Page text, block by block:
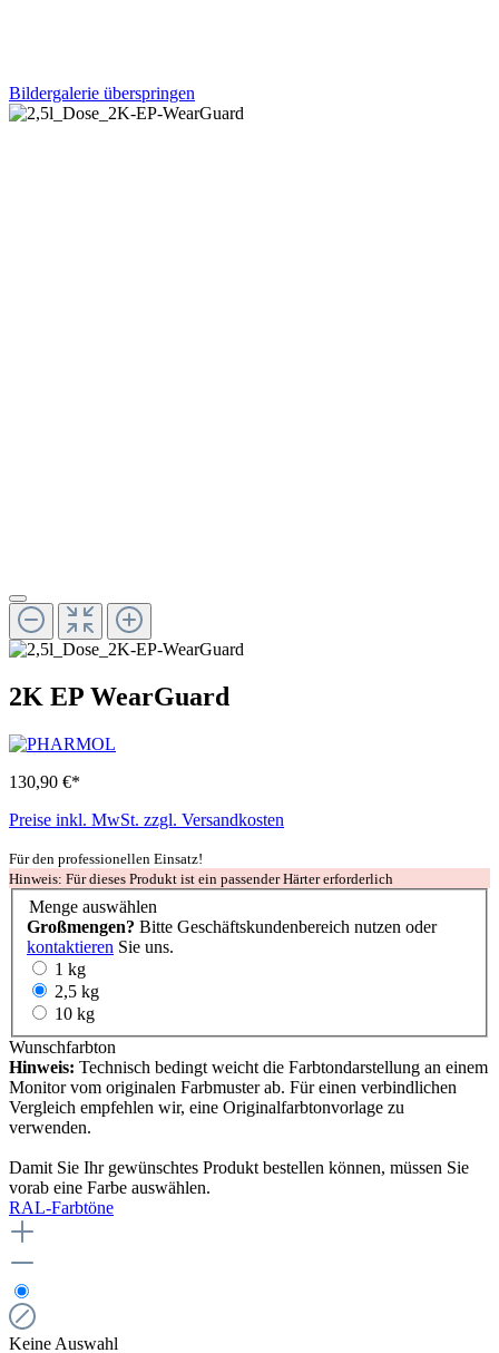
Bildergalerie überspringen
2K EP WearGuard
130,90 €*
Preise inkl. MwSt. zzgl. Versandkosten
Für den professionellen Einsatz!
Hinweis: Für dieses Produkt ist ein passender Härter erforderlich
Menge auswählen
Großmengen? Bitte Geschäftskundenbereich nutzen oder
kontaktieren Sie uns.
1 kg
2,5 kg
10 kg
Wunschfarbton
Hinweis: Technisch bedingt weicht die Farbtondarstellung an einem
Monitor vom originalen Farbmuster ab. Für einen verbindlichen
Vergleich empfehlen wir, eine Originalfarbtonvorlage zu
verwenden.
Damit Sie Ihr gewünschtes Produkt bestellen können, müssen Sie
vorab eine Farbe auswählen.
RAL-Farbtöne
Keine Auswahl